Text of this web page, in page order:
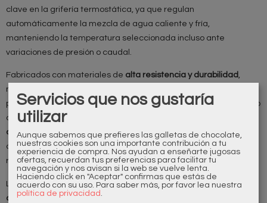
clave en la grifería termostática, ya que regulan
automáticamente la mezcla de agua caliente y fría,
manteniendo la temperatura seleccionada incluso ante
variaciones de presión o caudal.
Fabricados con materiales de alta resistencia y durabilidad ,
nuestros cartuchos aseguran un funcionamiento fiable a largo
plazo, reduciendo el desgaste y mejorando la experiencia de uso
diaria. Su diseño técnico permite una
constante, evitando cambios bruscos de temperatura y
aumentando la seguridad, especialmente en entornos
residenciales, hoteleros y de uso intensivo.
La gama de cartuchos termostáticos Supergrif escompatible
con distintos modelos de grifería
Servicios que nos gustaría
utilizar
Aunque sabemos que prefieres las galletas de chocolate,
nuestras cookies son una importante contribución a tu
experiencia de compra. Nos ayudan a enseñarte jugosas
ofertas, recuerdan tus preferencias para facilitar tu
navegación y nos avisan si la web se vuelve lenta.
Haciendo click en "Aceptar" confirmas que estás de
acuerdo con su uso. Para saber más, por favor lea nuestra
política de privacidad .